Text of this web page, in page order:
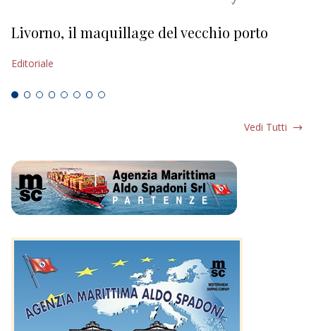
Livorno, il maquillage del vecchio porto
Editoriale
Vedi Tutti